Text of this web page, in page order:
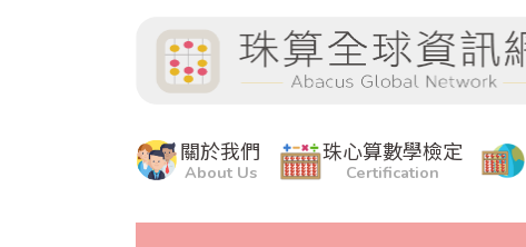
關於我們
About Us
珠心算數學檢定
Certification